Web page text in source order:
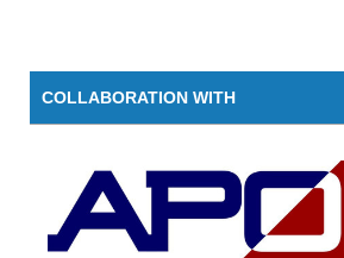
COLLABORATION WITH